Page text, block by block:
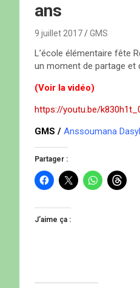
ans
9 juillet 2017 GMS
L’école élémentaire fête
un moment de partage et
(Voir la vidéo)
https://youtu.be/
GMS / Anssoumana
Partager :
C
l
u
e
z
r
C
l
r
C
l
C
l
J’aime ça :